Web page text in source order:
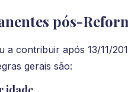
pós-
a contribuir após 13/11/
gerais são: